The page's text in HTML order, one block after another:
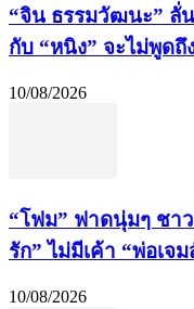
“จิน ธรรมวัฒนะ” ลั่
กับ “หนิง” จะไม่พูด
10/08/2026
“โฟม” ฟาดนุ่มๆ ชา
รัก” ไม่มีเค้า “พ่อเจม
10/08/2026